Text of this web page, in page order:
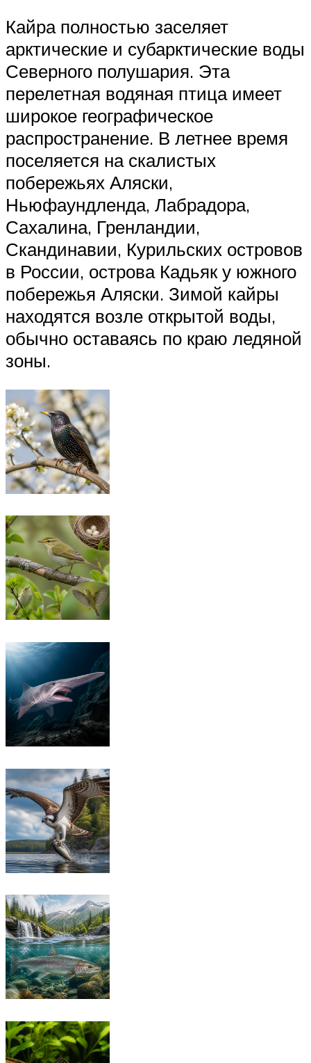
Кайра полностью заселяет
арктические и субарктические воды
Северного полушария. Эта
перелетная водяная птица имеет
широкое географическое
распространение. В летнее время
поселяется на скалистых
побережьях Аляски,
Ньюфаундленда, Лабрадора,
Сахалина, Гренландии,
Скандинавии, Курильских островов
в России, острова Кадьяк у южного
побережья Аляски. Зимой кайры
находятся возле открытой воды,
обычно оставаясь по краю ледяной
зоны.